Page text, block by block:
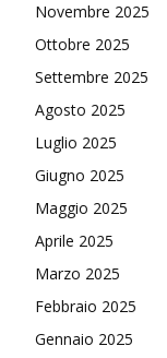
Novembre 2025
Ottobre 2025
Settembre 2025
Agosto 2025
Luglio 2025
Giugno 2025
Maggio 2025
Aprile 2025
Marzo 2025
Febbraio 2025
Gennaio 2025